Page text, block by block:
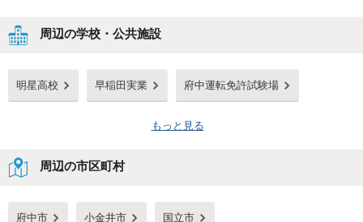
周辺の学校・公共施設
明星高校 早稲田実業 府中運転免許試験場
もっと見る
周辺の市区町村
府中市 小金井市 国立市